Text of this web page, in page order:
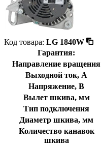
Код товара: LG 1840W
Гарантия:
Направление вращения
Выходной ток, А
Напряжение, В
Вылет шкива, мм
Тип подключения
Диаметр шкива, мм
Количество канавок
шкива